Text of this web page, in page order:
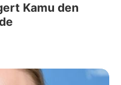
Kamu den